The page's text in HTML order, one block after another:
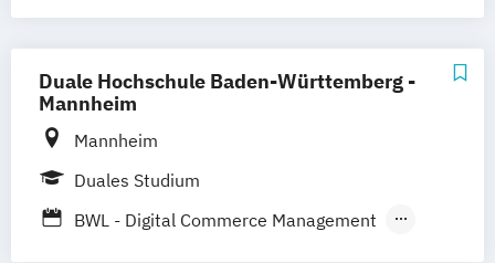
Online-Fernstudium Regensburg Stade
Stuttgart Köln
Offenbach bei Frankfurt am Main
Schwarzheide/Oberspreewald-Lausitz bei
Dresden
Duale Hochschule Baden-Württemberg -
Mannheim
Mannheim
Duales Studium
BWL - Digital Commerce Management